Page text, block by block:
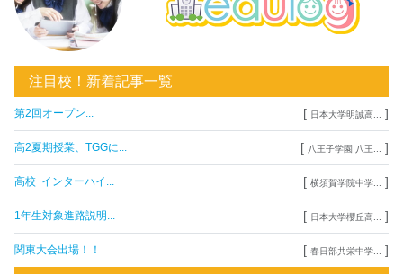
注目校！新着記事一覧
第2回オープン... [ 日本大学明誠高... ]
高2夏期授業、TGGに... [ 八王子学園 八王... ]
高校･インターハイ... [ 横須賀学院中学... ]
1年生対象進路説明... [ 日本大学櫻丘高... ]
関東大会出場！！ [ 春日部共栄中学... ]